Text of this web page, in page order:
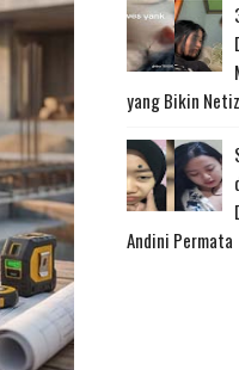
yang Bikin
Andini Permata